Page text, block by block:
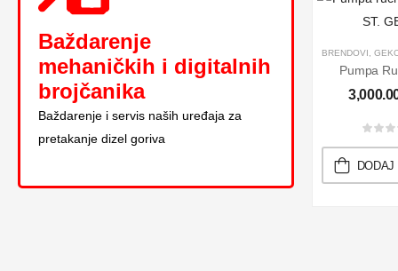
Baždarenje
mehaničkih i digitalnih
brojčanika
Baždarenje i servis naših uređaja za
pretakanje dizel goriva
BRENDOVI
DODAJ